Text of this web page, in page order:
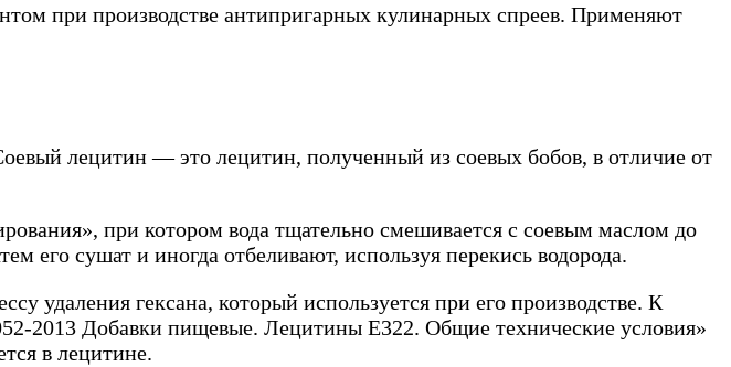
при производстве антипригарных кулинарных спреев. Применяют
лецитин — это лецитин, полученный из соевых бобов, в отличие от
при котором вода тщательно смешивается с соевым маслом до
его сушат и иногда отбеливают, используя перекись водорода.
удаления гексана, который используется при его производстве. К
2013 Добавки пищевые. Лецитины Е322. Общие технические условия»
в лецитине.